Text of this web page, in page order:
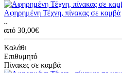
Αφηρημένη Τέχνη, πίνακας σε καμβά
..
από 30,00€
Καλάθι
Επιθυμητό
Πίνακες σε καμβά